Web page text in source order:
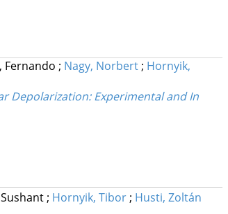
Fernando ; Nagy, Norbert ; Hornyik,
Depolarization: Experimental and In
; Hornyik, Tibor ; Husti, Zoltán